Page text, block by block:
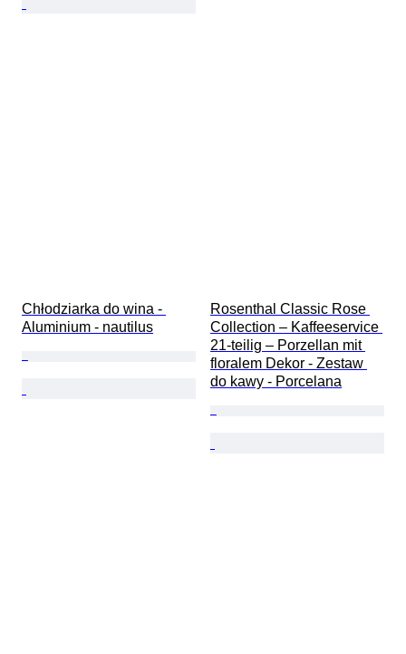
Chłodziarka do wina -
Aluminium - nautilus
Rosenthal Classic Rose
Collection – Kaffeeservice
21-teilig – Porzellan mit
floralem Dekor - Zestaw
do kawy - Porcelana